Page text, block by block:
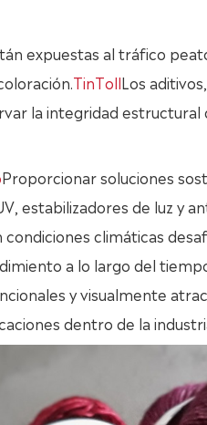
expuestas al tráfico
TinTollLos
la integridad
Proporcionar soluciones
estabilizadores de luz y
climáticas
a lo largo del
y visualmente
dentro de la